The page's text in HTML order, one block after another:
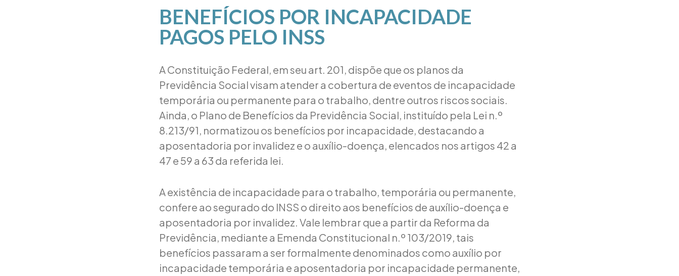
BENEFÍCIOS POR INCAPACIDADE
PAGOS PELO INSS
A Constituição Federal, em seu art. 201, dispõe que os planos da
Previdência Social visam atender a cobertura de eventos de incapacidade
temporária ou permanente para o trabalho, dentre outros riscos sociais.
Ainda, o Plano de Benefícios da Previdência Social, instituído pela Lei n.º
8.213/91, normatizou os benefícios por incapacidade, destacando a
aposentadoria por invalidez e o auxílio-doença, elencados nos artigos 42 a
47 e 59 a 63 da referida lei.
A existência de incapacidade para o trabalho, temporária ou permanente,
confere ao segurado do INSS o direito aos benefícios de auxílio-doença e
aposentadoria por invalidez. Vale lembrar que a partir da Reforma da
Previdência, mediante a Emenda Constitucional n.º 103/2019, tais
benefícios passaram a ser formalmente denominados como auxílio por
incapacidade temporária e aposentadoria por incapacidade permanente,